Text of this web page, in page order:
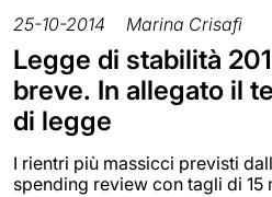
25-10-2014 Marina Crisafi
Legge di stabilità
breve. In allegato il
di legge
I rientri più massicci previsti
spending review con tagli di 15